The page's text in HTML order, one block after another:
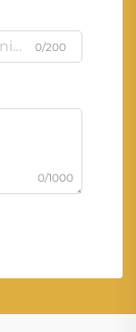
0/200
0/1000